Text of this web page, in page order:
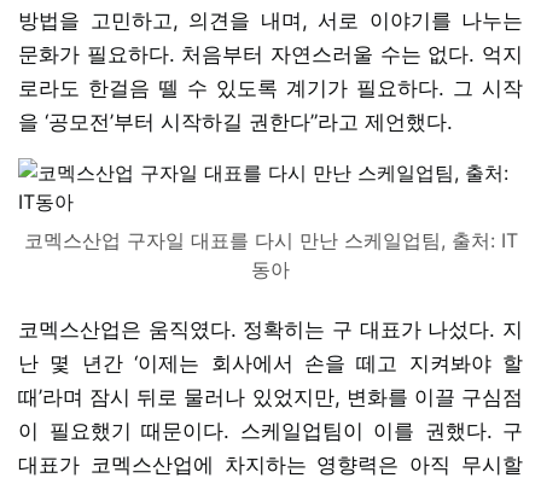
방법을 고민하고, 의견을 내며, 서로 이야기를 나누는
문화가 필요하다. 처음부터 자연스러울 수는 없다. 억지
로라도 한걸음 뗄 수 있도록 계기가 필요하다. 그 시작
을 ‘공모전’부터 시작하길 권한다”라고 제언했다.
코멕스산업 구자일 대표를 다시 만난 스케일업팀, 출처: IT
동아
코멕스산업은 움직였다. 정확히는 구 대표가 나섰다. 지
난 몇 년간 ‘이제는 회사에서 손을 떼고 지켜봐야 할
때’라며 잠시 뒤로 물러나 있었지만, 변화를 이끌 구심점
이 필요했기 때문이다. 스케일업팀이 이를 권했다. 구
대표가 코멕스산업에 차지하는 영향력은 아직 무시할